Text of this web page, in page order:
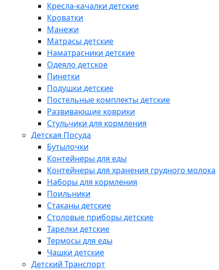
Кресла-качалки детские
Кроватки
Манежи
Матрасы детские
Наматрасники детские
Одеяло детское
Пинетки
Подушки детские
Постельные комплекты детские
Развивающие коврики
Стульчики для кормления
Детская Посуда
Бутылочки
Контейнеры для еды
Контейнеры для хранения грудного молока
Наборы для кормления
Поильники
Стаканы детские
Столовые приборы детские
Тарелки детские
Термосы для еды
Чашки детские
Детский Транспорт